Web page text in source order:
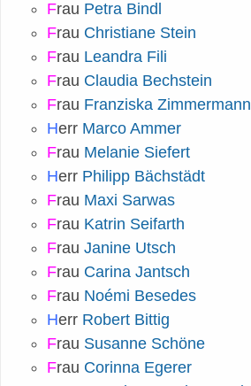
Frau Petra Bindl
Frau Christiane Stein
Frau Leandra Fili
Frau Claudia Bechstein
Frau Franziska Zimmermann
Herr Marco Ammer
Frau Melanie Siefert
Herr Philipp Bächstädt
Frau Maxi Sarwas
Frau Katrin Seifarth
Frau Janine Utsch
Frau Carina Jantsch
Frau Noémi Besedes
Herr Robert Bittig
Frau Susanne Schöne
Frau Corinna Egerer